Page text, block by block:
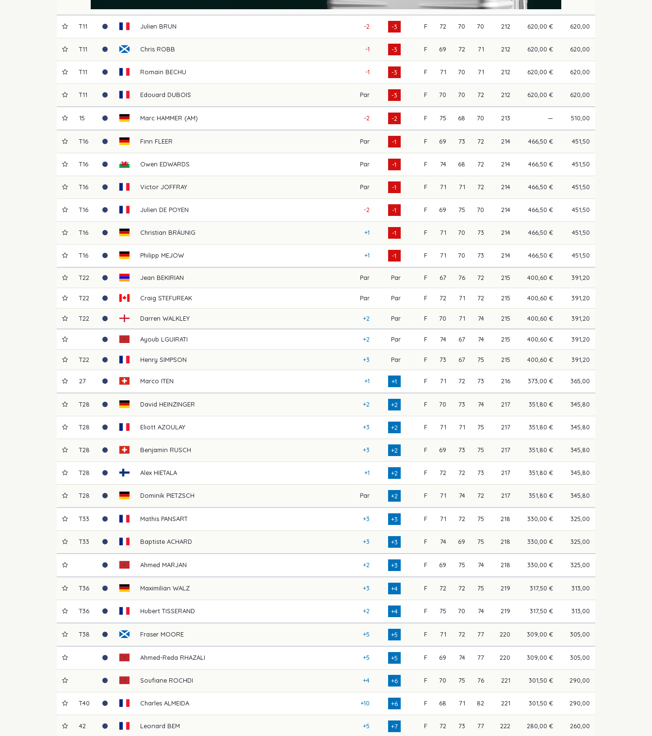
T11 Julien BRUN -2 -3 F 72 70 70 212 620,00 € 620,00
T11 Chris ROBB -1 -3 F 69 72 71 212 620,00 € 620,00
T11 Romain BECHU -1 -3 F 71 70 71 212 620,00 € 620,00
T11 Edouard DUBOIS Par -3 F 70 70 72 212 620,00 € 620,00
15 Marc HAMMER (AM) -2 -2 F 75 68 70 213 — 510,00
T16 Finn FLEER Par -1 F 69 73 72 214 466,50 € 451,50
T16 Owen EDWARDS Par -1 F 74 68 72 214 466,50 € 451,50
T16 Victor JOFFRAY Par -1 F 71 71 72 214 466,50 € 451,50
T16 Julien DE POYEN -2 -1 F 69 75 70 214 466,50 € 451,50
T16 Christian BRÄUNIG +1 -1 F 71 70 73 214 466,50 € 451,50
T16 Philipp MEJOW +1 -1 F 71 70 73 214 466,50 € 451,50
T22 Jean BEKIRIAN Par Par F 67 76 72 215 400,60 € 391,20
T22 Craig STEFUREAK Par Par F 72 71 72 215 400,60 € 391,20
T22 Darren WALKLEY +2 Par F 70 71 74 215 400,60 € 391,20
Ayoub LGUIRATI +2 Par F 74 67 74 215 400,60 € 391,20
T22 Henry SIMPSON +3 Par F 73 67 75 215 400,60 € 391,20
27 Marco ITEN +1 +1 F 71 72 73 216 373,00 € 365,00
T28 David HEINZINGER +2 +2 F 70 73 74 217 351,80 € 345,80
T28 Eliott AZOULAY +3 +2 F 71 71 75 217 351,80 € 345,80
T28 Benjamin RUSCH +3 +2 F 69 73 75 217 351,80 € 345,80
T28 Alex HIETALA +1 +2 F 72 72 73 217 351,80 € 345,80
T28 Dominik PIETZSCH Par +2 F 71 74 72 217 351,80 € 345,80
T33 Mathis PANSART +3 +3 F 71 72 75 218 330,00 € 325,00
T33 Baptiste ACHARD +3 +3 F 74 69 75 218 330,00 € 325,00
Ahmed MARJAN +2 +3 F 69 75 74 218 330,00 € 325,00
T36 Maximilian WALZ +3 +4 F 72 72 75 219 317,50 € 313,00
T36 Hubert TISSERAND +2 +4 F 75 70 74 219 317,50 € 313,00
T38 Fraser MOORE +5 +5 F 71 72 77 220 309,00 € 305,00
Ahmed-Reda RHAZALI +5 +5 F 69 74 77 220 309,00 € 305,00
Soufiane ROCHDI +4 +6 F 70 75 76 221 301,50 € 290,00
T40 Charles ALMEIDA +10 +6 F 68 71 82 221 301,50 € 290,00
42 Leonard BEM +5 +7 F 72 73 77 222 280,00 € 260,00